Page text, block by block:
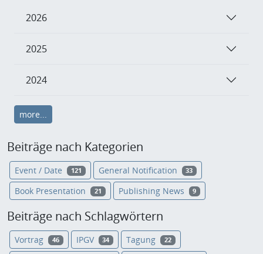
2026
2025
2024
more...
Beiträge nach Kategorien
Event / Date 121 General Notification 33
Book Presentation 21 Publishing News 9
Beiträge nach Schlagwörtern
Vortrag 46 IPGV 34 Tagung 22